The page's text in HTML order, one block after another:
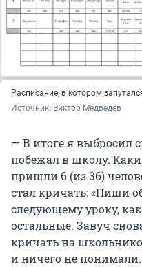
Расписание, в котором
Источник: Виктор Медведев
— В итоге я выбросил
побежал в школу.
пришли 6 (из 36)
стал кричать: «Пиши
следующему уроку,
остальные. Завуч
кричать на
и ничего не